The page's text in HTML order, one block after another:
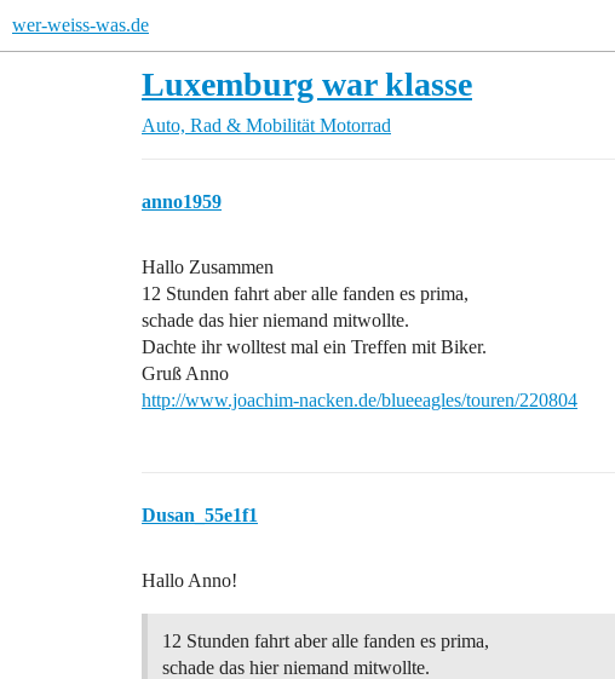
wer-weiss-was.de
Luxemburg war klasse
Auto, Rad & Mobilität Motorrad
anno1959
Hallo Zusammen
12 Stunden fahrt aber alle fanden es prima,
schade das hier niemand mitwollte.
Dachte ihr wolltest mal ein Treffen mit Biker.
Gruß Anno
http://www.joachim-nacken.de/blueeagles/touren/220804
Dusan_55e1f1
Hallo Anno!
12 Stunden fahrt aber alle fanden es prima,
schade das hier niemand mitwollte.